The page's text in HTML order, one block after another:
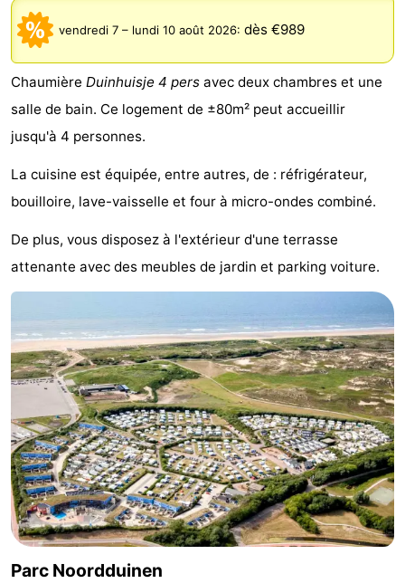
Noordduinen
Duinrell
Hôtels
Last
minutes
Plages
Voir
et
Lieux
Musées
-
Points
de
vue
Attractions
-
Croisières
-
Terrains
de
jeux
-
Aires
de
-
Experiences
Centres
vendredi 7 – lundi 10 août 2026: dès €989
Chaumière Duinhuisje 4 pers avec deux chambres et une
salle de bain. Ce logement de ±80m² peut accueillir
jusqu'à 4 personnes.
La cuisine est équipée, entre autres, de : réfrigérateur,
bouilloire, lave-vaisselle et four à micro-ondes combiné.
De plus, vous disposez à l'extérieur d'une terrasse
attenante avec des meubles de jardin et parking voiture.
Parc Noordduinen